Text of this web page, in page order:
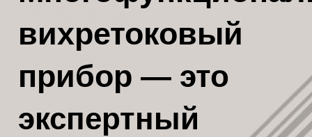
вихретоковый
прибор — это
экспертный